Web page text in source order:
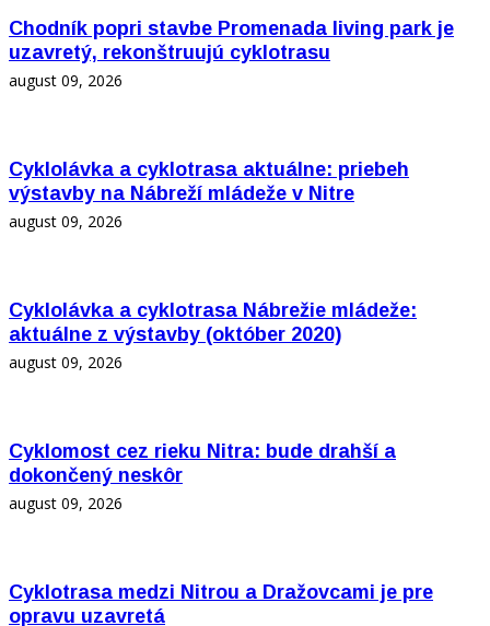
Chodník popri stavbe Promenada living park je
uzavretý, rekonštruujú cyklotrasu
august 09, 2026
Cyklolávka a cyklotrasa aktuálne: priebeh
výstavby na Nábreží mládeže v Nitre
august 09, 2026
Cyklolávka a cyklotrasa Nábrežie mládeže:
aktuálne z výstavby (október 2020)
august 09, 2026
Cyklomost cez rieku Nitra: bude drahší a
dokončený neskôr
august 09, 2026
Cyklotrasa medzi Nitrou a Dražovcami je pre
opravu uzavretá